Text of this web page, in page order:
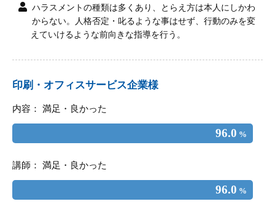
ハラスメントの種類は多くあり、とらえ方は本人にしかわ
からない。人格否定・叱るような事はせず、行動のみを変
えていけるような前向きな指導を行う。
印刷・オフィスサービス企業様
内容： 満足・良かった
96.0 %
講師： 満足・良かった
96.0 %